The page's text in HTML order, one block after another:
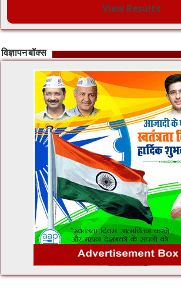
View Results
विज्ञापन बॉक्स